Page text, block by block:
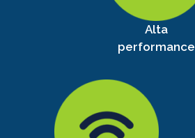
Alta
performance